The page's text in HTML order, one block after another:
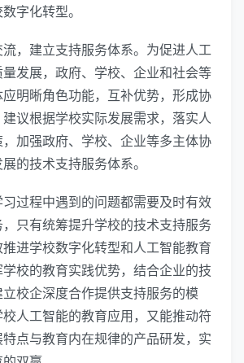
字化转型。
，建立支持服务体系。为促进人工
发展，政府、学校、企业和社会等
明晰角色功能，互补优势，形成协
议根据学校实际发展需求，落实人
加强政府、学校、企业等多主体协
的技术支持服务体系。
过程中遇到的问题都需要及时有效
只有统筹提升学校的技术支持服务
进学校数字化转型和人工智能教育
校的教育实践优势，结合企业的技
校企深度合作提供支持服务的模
人工智能的教育应用，又能推动符
点与教育内在规律的产品研发，实